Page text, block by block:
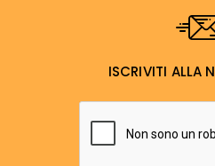
ISCRIVITI ALLA